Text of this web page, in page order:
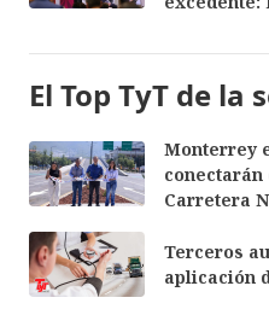
El Top TyT de la
Monterrey
Carretera
Terceros
aplicación